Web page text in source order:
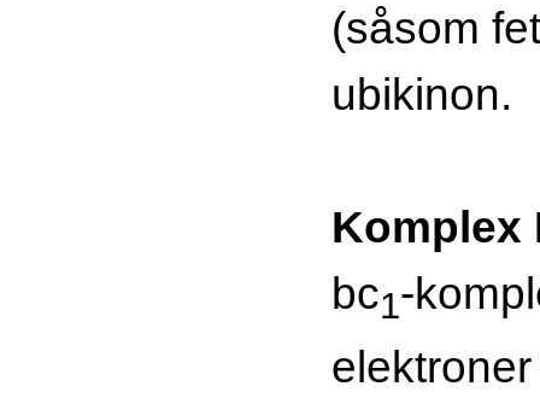
(såsom
ubikinon.
Komplex
bc1-